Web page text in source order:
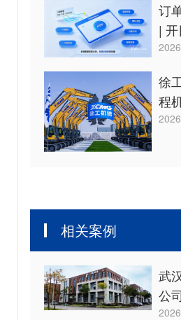
订
|
控
徐
程
崛
相关案例
武
公